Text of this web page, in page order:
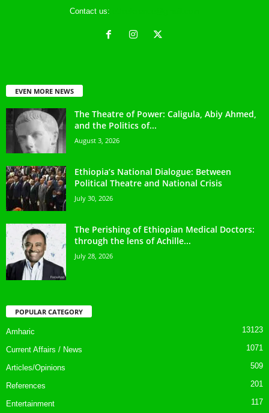
Contact us:
EVEN MORE NEWS
The Theatre of Power: Caligula, Abiy Ahmed,
and the Politics of...
August 3, 2026
Ethiopia’s National Dialogue: Between
Political Theatre and National Crisis
July 30, 2026
The Perishing of Ethiopian Medical Doctors:
through the lens of Achille...
July 28, 2026
POPULAR CATEGORY
Amharic 13123
Current Affairs / News 1071
Articles/Opinions 509
References 201
Entertainment 117